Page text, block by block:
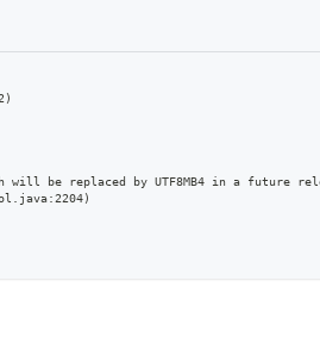
will be replaced by UTF8MB4 in a future